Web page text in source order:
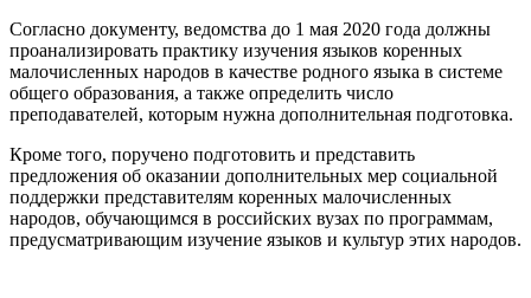
Согласно документу, ведомства до 1 мая 2020 года должны
проанализировать практику изучения языков коренных
малочисленных народов в качестве родного языка в системе
общего образования, а также определить число
преподавателей, которым нужна дополнительная подготовка.
Кроме того, поручено подготовить и представить
предложения об оказании дополнительных мер социальной
поддержки представителям коренных малочисленных
народов, обучающимся в российских вузах по программам,
предусматривающим изучение языков и культур этих народов.